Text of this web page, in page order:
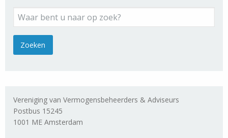
Vereniging van Vermogensbeheerders & Adviseurs
Postbus 15245
1001 ME Amsterdam